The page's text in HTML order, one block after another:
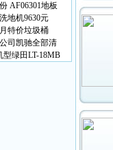
AF06301地板
地机9630元
特价垃圾桶
司凯驰全部清
型绿田LT-18MB